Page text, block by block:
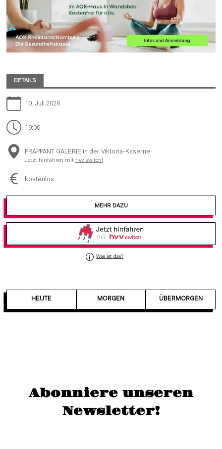
DETAILS
10. Juli 2026
19:00
FRAPPANT GALERIE in der Viktoria-Kaserne
Jetzt hinfahren mit hvv switch!
kostenlos
MEHR DAZU
Was ist das?
HEUTE MORGEN ÜBERMORGEN
Abonniere unseren
Newsletter!